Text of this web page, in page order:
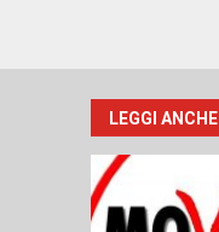
LEGGI ANCHE